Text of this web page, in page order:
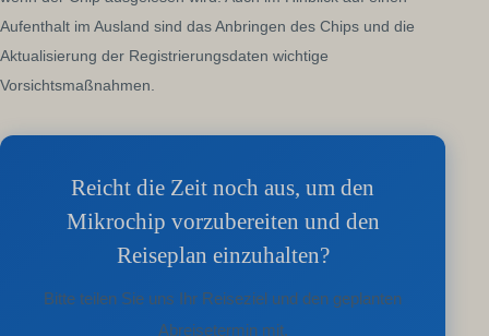
Aufenthalt im Ausland sind das Anbringen des Chips und die
Aktualisierung der Registrierungsdaten wichtige
Vorsichtsmaßnahmen.
Reicht die Zeit noch aus, um den
Mikrochip vorzubereiten und den
Reiseplan einzuhalten?
Bitte teilen Sie uns Ihr Reiseziel und den geplanten
Abreisetermin mit.